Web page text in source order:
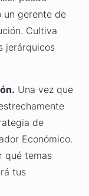
un gerente de
Cultiva
jerárquicos
Una vez que
de
Económico.
qué temas
tus